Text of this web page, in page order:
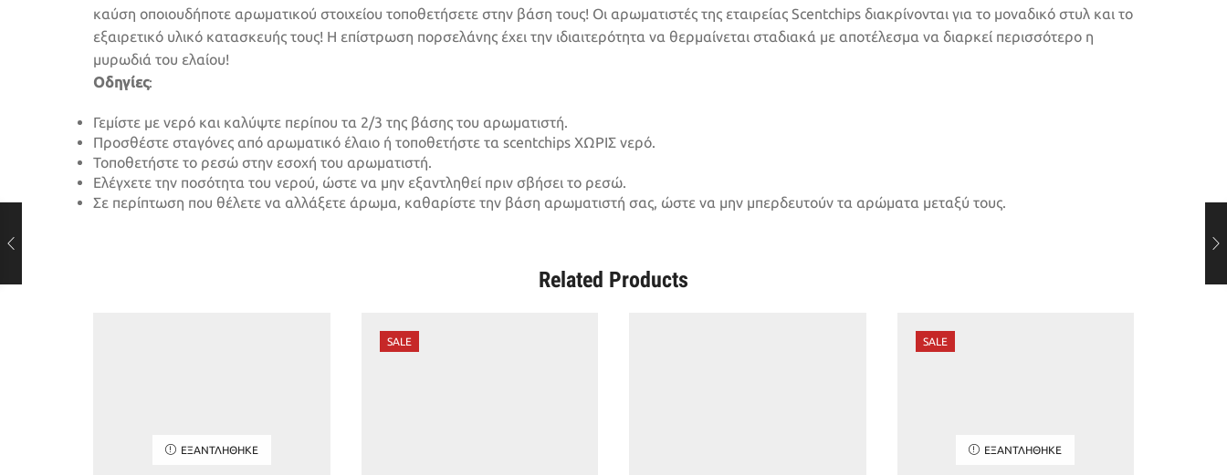
καύση οποιουδήποτε αρωματικού στοιχείου τοποθετήσετε στην βάση τους! Οι αρωματιστές της εταιρείας Scentchips διακρίνονται για το μοναδικό στυλ και το
εξαιρετικό υλικό κατασκευής τους! Η επίστρωση πορσελάνης έχει την ιδιαιτερότητα να θερμαίνεται σταδιακά με αποτέλεσμα να διαρκεί περισσότερο η
μυρωδιά του ελαίου!
Οδηγίες:
Γεμίστε με νερό και καλύψτε περίπου τα 2/3 της βάσης του αρωματιστή.
Προσθέστε σταγόνες από αρωματικό έλαιο ή τοποθετήστε τα scentchips ΧΩΡΙΣ νερό.
Τοποθετήστε το ρεσώ στην εσοχή του αρωματιστή.
Ελέγχετε την ποσότητα του νερού, ώστε να μην εξαντληθεί πριν σβήσει το ρεσώ.
Σε περίπτωση που θέλετε να αλλάξετε άρωμα, καθαρίστε την βάση αρωματιστή σας, ώστε να μην μπερδευτούν τα αρώματα μεταξύ τους.
Related Products
ΕΞΑΝΤΛΉΘΗΚΕ
SALE SALE
ΕΞΑΝΤΛΉΘΗΚΕ